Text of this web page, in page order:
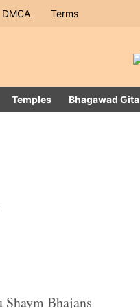
DMCA Terms
Temples Bhagawad Gita